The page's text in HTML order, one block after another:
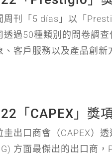
周刊「5 días」以「
透過50種類別的問卷調
、客戶服務以及產品創新
「CAPEX」獎
圭出口商會（CAPEX）
方面最傑出的出口商，